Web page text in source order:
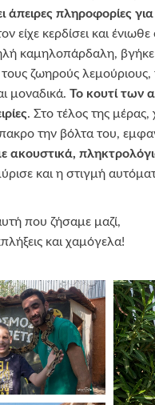
άπειρες πληροφορίες
είχε κερδίσει και
καμηλοπάρδαλη,
τους ζωηρούς
μοναδικά. Το κουτί των
. Στο τέλος της
την βόλτα του,
ακουστικά,
και η στιγμή
που ζήσαμε μαζί,
και χαμόγελα!